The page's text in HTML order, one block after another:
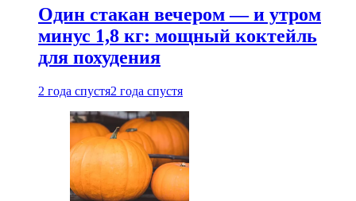
Один стакан вечером — и утром
минус 1,8 кг: мощный коктейль
для похудения
2 года спустя2 года спустя